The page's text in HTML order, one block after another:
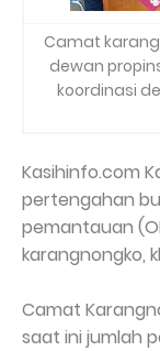
Camat
dewan
koordinasi
Kasihinfo.com
pertengahan
pemantauan
karangnongko,
Camat
saat ini jumlah